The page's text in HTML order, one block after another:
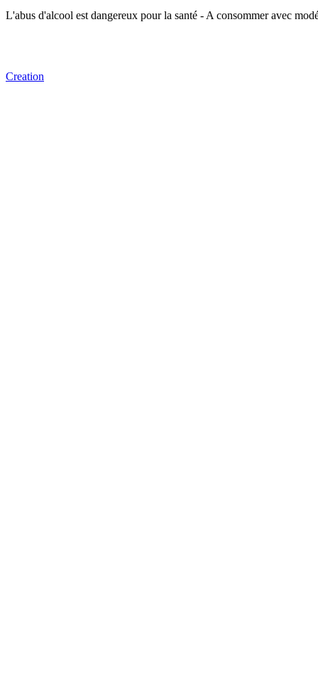
L'abus d'alcool est dangereux pour la santé - A consommer avec
Creation